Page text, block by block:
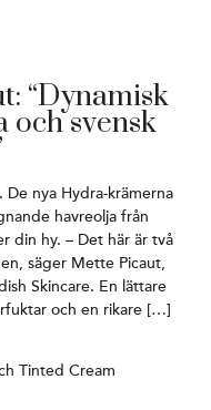
“Dynamisk
och svensk
nya Hydra-krämerna
havreolja från
din hy. – Det här är två
säger Mette Picaut,
Skincare. En lättare
och en rikare […]